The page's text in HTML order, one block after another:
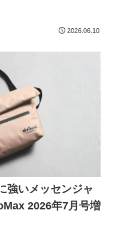
2026.06.10
強いメッセンジャ
2026年7月号増